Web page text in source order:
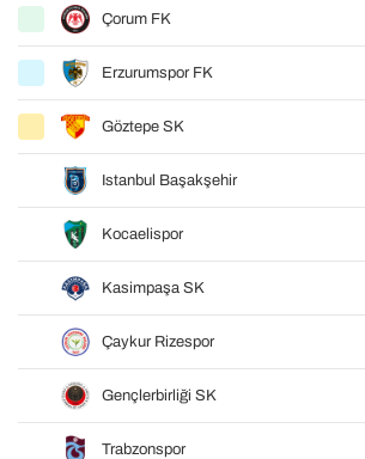
Çorum FK
Erzurumspor FK
Göztepe SK
Istanbul Başakşehir
Kocaelispor
Kasimpaşa SK
Çaykur Rizespor
Gençlerbirliği SK
Trabzonspor